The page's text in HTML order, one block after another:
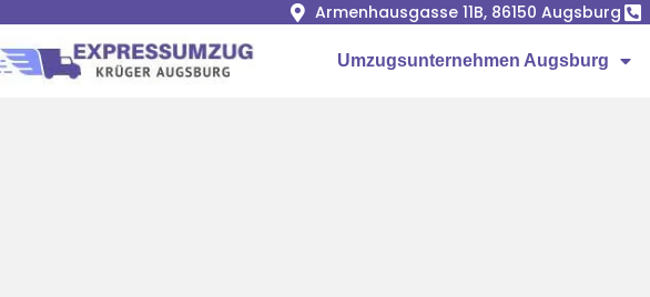
Armenhausgasse 11B, 86150 Augsburg
Umzugsunternehmen Augsburg